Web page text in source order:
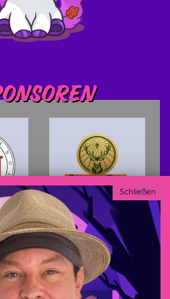
Schließen